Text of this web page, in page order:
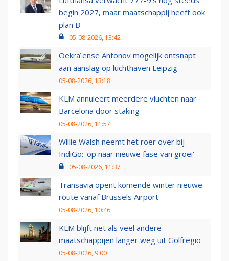
begin 2027, maar maatschappij heeft ook
plan B
05-08-2026, 13:42
Oekraïense Antonov mogelijk ontsnapt
aan aanslag op luchthaven Leipzig
05-08-2026, 13:18
KLM annuleert meerdere vluchten naar
Barcelona door staking
05-08-2026, 11:57
Willie Walsh neemt het roer over bij
IndiGo: 'op naar nieuwe fase van groei'
05-08-2026, 11:37
Transavia opent komende winter nieuwe
route vanaf Brussels Airport
05-08-2026, 10:46
KLM blijft net als veel andere
maatschappijen langer weg uit Golfregio
05-08-2026, 9:00